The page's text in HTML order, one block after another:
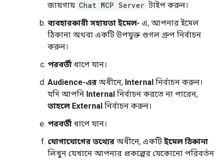
জায়গায় Chat MCP Server টাইপ করুন।
ব্যবহারকারী সহায়তা ইমেল- এ, আপনার ইমেল
ঠিকানা অথবা একটি উপযুক্ত গুগল গ্রুপ নির্বাচন
করুন।
পরবর্তী ধাপে যান।
Audience-এর অধীনে, Internal নির্বাচন করুন।
যদি আপনি Internal নির্বাচন করতে না পারেন,
তাহলে External নির্বাচন করুন।
পরবর্তী ধাপে যান।
যোগাযোগের তথ্যের অধীনে, একটি ইমেল ঠিকানা
লিখুন যেখানে আপনার প্রকল্পের যেকোনো পরিবর্তন